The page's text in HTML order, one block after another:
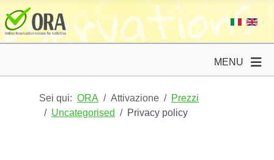
MENU
Sei qui: ORA Attivazione
Prezzi
Uncategorised
Privacy policy